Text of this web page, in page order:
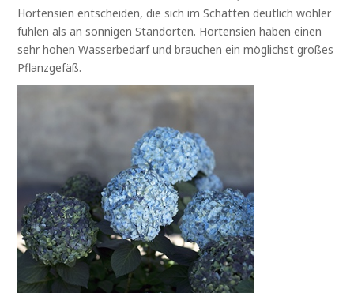
Hortensien entscheiden, die sich im Schatten deutlich wohler
fühlen als an sonnigen Standorten. Hortensien haben einen
sehr hohen Wasserbedarf und brauchen ein möglichst großes
Pflanzgefäß.